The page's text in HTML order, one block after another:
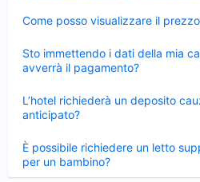
Come posso visualizzare il
chiuso
Sto immettendo i dati della mia
avverrà il pagamento?
chiuso
L’hotel richiederà un deposito
anticipato?
chiuso
È possibile richiedere un letto
per un bambino?
Elemento
chiuso